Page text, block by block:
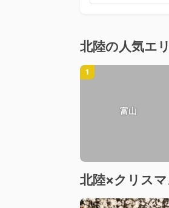
北陸の人気エ
1
富山
北陸×クリス